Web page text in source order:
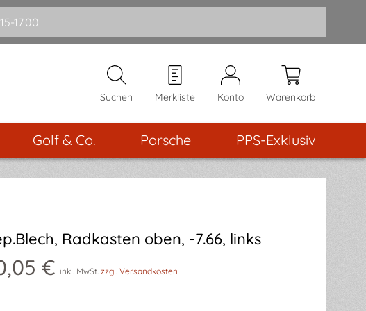
17.00
Suchen Merkliste Konto Warenkorb
Golf & Co. Porsche PPS-Exklusiv
Radkasten oben, -7.66, links
€ inkl. MwSt. zzgl. Versandkosten